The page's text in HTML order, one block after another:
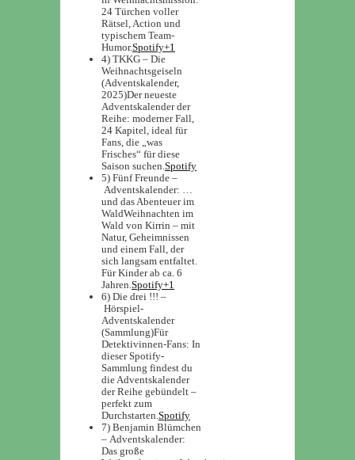
24 Türchen voller
Rätsel, Action und
typischem Team-
Humor.Spotify+1
4) TKKG – Die
Weihnachtsgeiseln
(Adventskalender,
2025)Der neueste
Adventskalender der
Reihe: moderner Fall,
24 Kapitel, ideal für
Fans, die „was
Frisches“ für diese
Saison suchen.Spotify
5) Fünf Freunde –
Adventskalender: …
und das Abenteuer im
WaldWeihnachten im
Wald von Kirrin – mit
Natur, Geheimnissen
und einem Fall, der
sich langsam entfaltet.
Für Kinder ab ca. 6
Jahren.Spotify+1
6) Die drei !!! –
Hörspiel-
Adventskalender
(Sammlung)Für
Detektivinnen-Fans: In
dieser Spotify-
Sammlung findest du
die Adventskalender
der Reihe gebündelt –
perfekt zum
Durchstarten.Spotify
7) Benjamin Blümchen
– Adventskalender:
Das große